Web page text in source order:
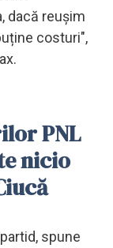
dacă reușim
costuri",
PNL
nicio
spune